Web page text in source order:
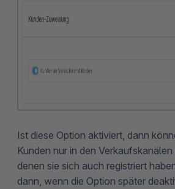
Ist diese Option aktiviert, dann
Kunden nur in den
denen sie sich auch registriert
dann, wenn die Option später